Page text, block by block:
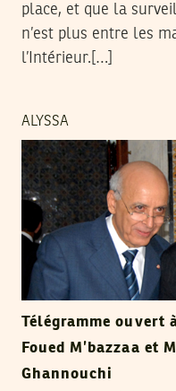
place, et que la
n’est plus entre les
l’Intérieur.[…]
ALYSSA
Télégramme ouvert
Foued M’bazzaa et
Ghannouchi